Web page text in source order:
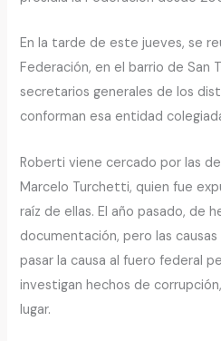
En la tarde de este jueves, se
Federación, en el barrio de San
secretarios generales de los
conforman esa entidad
Roberti viene cercado por las
Marcelo Turchetti, quien fue
raíz de ellas. El año pasado, de
documentación, pero las
pasar la causa al fuero federal
investigan hechos de
lugar.